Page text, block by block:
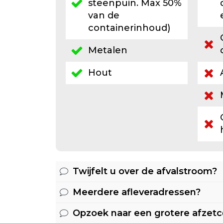
steenpuin. Max 50%
van de
containerinhoud)
Metalen
Hout
Twijfelt u over de afvalstroom?
Heeft u naast bovenstaande
afgevoerd mag worden? Neem
Meerdere afleveradressen?
Per bestelling bestelt u een of
Opzoek naar een grotere